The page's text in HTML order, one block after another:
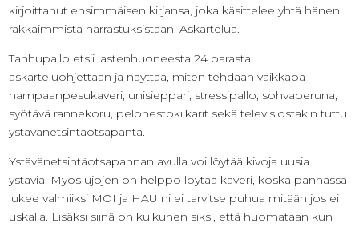
kirjoittanut ensimmäisen kirjansa, joka käsittelee yhtä hänen
rakkaimmista harrastuksistaan. Askartelua.
Tanhupallo etsii lastenhuoneesta 24 parasta
askarteluohjettaan ja näyttää, miten tehdään vaikkapa
hampaanpesukaveri, unisieppari, stressipallo, sohvaperuna,
syötävä rannekoru, pelonestokiikarit sekä televisiostakin tuttu
ystävänetsintäotsapanta.
Ystävänetsintäotsapannan avulla voi löytää kivoja uusia
ystäviä. Myös ujojen on helppo löytää kaveri, koska pannassa
lukee valmiiksi MOI ja HAU ni ei tarvitse puhua mitään jos ei
uskalla. Lisäksi siinä on kulkunen siksi, että huomataan kun